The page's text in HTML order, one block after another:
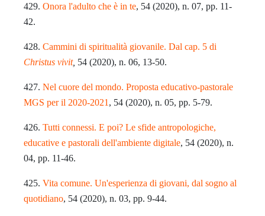
429. Onora l'adulto che è in te, 54 (2020), n. 07, pp. 11-
42.
428. Cammini di spiritualità giovanile. Dal cap. 5 di
Christus vivit, 54 (2020), n. 06, 13-50.
427. Nel cuore del mondo. Proposta educativo-pastorale
MGS per il 2020-2021 , 54 (2020), n. 05, pp. 5-79.
426. Tutti connessi. E poi? Le sfide antropologiche,
educative e pastorali dell'ambiente digitale, 54 (2020), n.
04, pp. 11-46.
425. Vita comune. Un'esperienza di giovani, dal sogno al
quotidiano, 54 (2020), n. 03, pp. 9-44.